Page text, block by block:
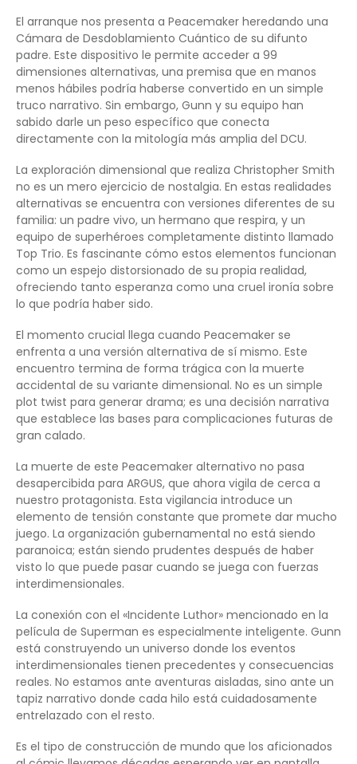
El arranque nos presenta a Peacemaker heredando una
Cámara de Desdoblamiento Cuántico de su difunto
padre. Este dispositivo le permite acceder a 99
dimensiones alternativas, una premisa que en manos
menos hábiles podría haberse convertido en un simple
truco narrativo. Sin embargo, Gunn y su equipo han
sabido darle un peso específico que conecta
directamente con la mitología más amplia del DCU.
La exploración dimensional que realiza Christopher Smith
no es un mero ejercicio de nostalgia. En estas realidades
alternativas se encuentra con versiones diferentes de su
familia: un padre vivo, un hermano que respira, y un
equipo de superhéroes completamente distinto llamado
Top Trio. Es fascinante cómo estos elementos funcionan
como un espejo distorsionado de su propia realidad,
ofreciendo tanto esperanza como una cruel ironía sobre
lo que podría haber sido.
El momento crucial llega cuando Peacemaker se
enfrenta a una versión alternativa de sí mismo. Este
encuentro termina de forma trágica con la muerte
accidental de su variante dimensional. No es un simple
plot twist para generar drama; es una decisión narrativa
que establece las bases para complicaciones futuras de
gran calado.
La muerte de este Peacemaker alternativo no pasa
desapercibida para ARGUS, que ahora vigila de cerca a
nuestro protagonista. Esta vigilancia introduce un
elemento de tensión constante que promete dar mucho
juego. La organización gubernamental no está siendo
paranoica; están siendo prudentes después de haber
visto lo que puede pasar cuando se juega con fuerzas
interdimensionales.
La conexión con el «Incidente Luthor» mencionado en la
película de Superman es especialmente inteligente. Gunn
está construyendo un universo donde los eventos
interdimensionales tienen precedentes y consecuencias
reales. No estamos ante aventuras aisladas, sino ante un
tapiz narrativo donde cada hilo está cuidadosamente
entrelazado con el resto.
Es el tipo de construcción de mundo que los aficionados